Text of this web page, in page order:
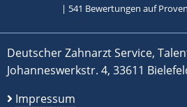
| 541 Bewertungen auf
Deutscher Zahnarzt Service,
Johanneswerkstr. 4, 33611
Impressum